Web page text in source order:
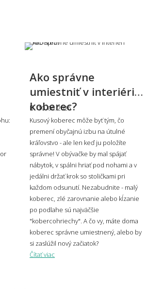
sa vzorovaný koberec do malého
ladiť alebo kontrastovať?
koberec zvoliť pod sedačku?
mi koberec opticky zväčšiť miestnosť?
Ako správne
umiestniť v interiéri
koberec?
10. 06. 2026
Kusový koberec môže byť tým, čo
premení obyčajnú izbu na útulné
kráľovstvo - ale len keď ju položíte
správne! V obývačke by mal spájať
nábytok, v spálni hriať pod nohami a v
jedálni držať krok so stoličkami pri
každom odsunutí. Nezabudnite - malý
koberec, zlé zarovnanie alebo kĺzanie
po podlahe sú najväčšie
"kobercohriechy". A čo vy, máte doma
koberec správne umiestnený, alebo by
si zaslúžil nový začiatok?
Čítať viac